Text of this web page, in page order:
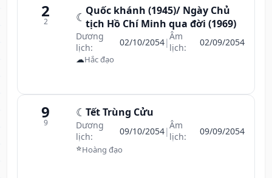
2
2 ☾ Quốc khánh (1945)/ Ngày Chủ
tịch Hồ Chí Minh qua đời (1969)
Dương
lịch:
02/10/2054|Âm
lịch:
02/09/2054
☁Hắc đạo
9
9
☾ Tết Trùng Cửu
Dương
lịch:
09/10/2054|Âm
lịch:
09/09/2054
⭐Hoàng đạo